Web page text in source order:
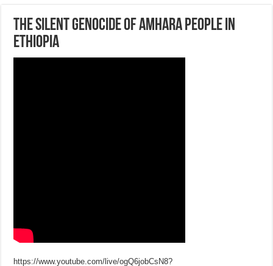
The Silent Genocide of Amhara People in
Ethiopia
https://www.youtube.com/live/ogQ6jobCsN8?